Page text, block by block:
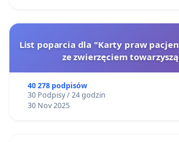
List poparcia dla "Karty praw
ze zwierzęciem
40 278 podpisów
30 Podpisy / 24 godzin
30 Nov 2025